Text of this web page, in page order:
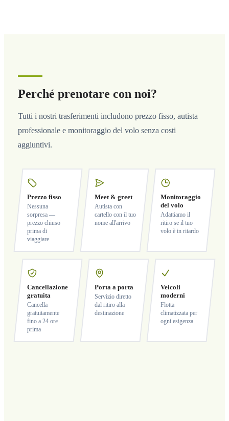
Perché prenotare con noi?
Tutti i nostri trasferimenti includono prezzo fisso, autista
professionale e monitoraggio del volo senza costi
aggiuntivi.
Prezzo fisso
Nessuna
sorpresa —
prezzo chiuso
prima di
viaggiare
Meet & greet
Autista con
cartello con il tuo
nome all'arrivo
Monitoraggio
del volo
Adattiamo il
ritiro se il tuo
volo è in ritardo
Cancellazione
gratuita
Cancella
gratuitamente
fino a 24 ore
prima
Porta a porta
Servizio diretto
dal ritiro alla
destinazione
Veicoli
moderni
Flotta
climatizzata per
ogni esigenza